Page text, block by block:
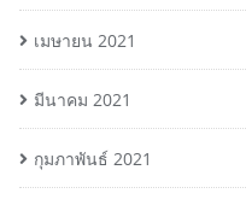
เมษายน 2021
มีนาคม 2021
กุมภาพันธ์ 2021